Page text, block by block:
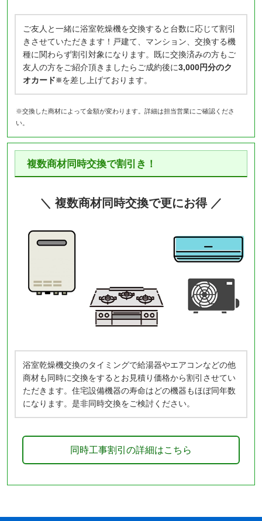
ご友人と一緒に浴室乾燥機を交換すると台数に応じて割引
きさせていただきます！戸建て、マンション、交換する機
種に関わらず割引対象になります。既に交換済みの方もご
友人の方をご紹介頂きましたらご成約後に3,000円分のク
オカード※を差し上げております。
※交換した商材によって金額が変わります。詳細は担当営業にご確認くださ
い。
複数商材同時交換で割引き！
＼ 複数商材同時交換で更にお得 ／
浴室乾燥機交換のタイミングで給湯器やエアコンなどの他
商材も同時に交換をするとお見積り価格から割引させてい
ただきます。住宅設備機器の寿命はどの機器もほぼ同年数
になります。是非同時交換をご検討ください。
同時工事割引の詳細はこちら